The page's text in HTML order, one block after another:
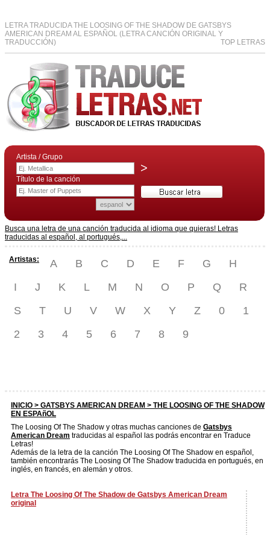
LETRA TRADUCIDA THE LOOSING OF THE SHADOW DE GATSBYS
AMERICAN DREAM AL ESPAÑOL (LETRA CANCIÓN ORIGINAL Y
TRADUCCIÓN)
TOP LETRAS
Artista / Grupo
>
Título de la canción
Busca una letra de una canción traducida al idioma que quieras! Letras
traducidas al español, al portugués,...
Artistas: A B C D E F G
H
I
J K L M N O P Q
R
S
T U V W X Y Z 0
1
2
3 4 5 6 7 8 9
INICIO > GATSBYS AMERICAN DREAM > THE LOOSING OF THE SHADOW
EN ESPAñOL
The Loosing Of The Shadow y otras muchas canciones de Gatsbys
American Dream traducidas al español las podrás encontrar en Traduce
Letras!
Además de la letra de la canción The Loosing Of The Shadow en español,
también encontrarás The Loosing Of The Shadow traducida en portugués, en
inglés, en francés, en alemán y otros.
Letra The Loosing Of The Shadow de Gatsbys American Dream
original